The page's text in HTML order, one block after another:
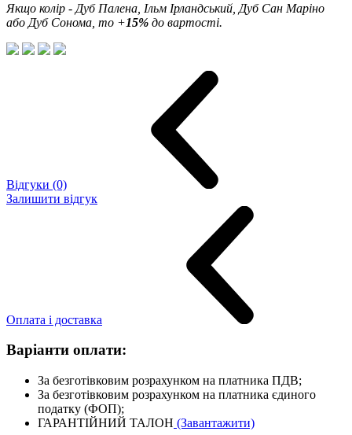
Якщо колір - Дуб Палена, Ільм Ірландський, Дуб Сан Маріно
або Дуб Сонома то +15% до вартості.
Відгуки (0)
Залишити відгук
Оплата і доставка
Варіанти оплати:
За безготівковим розрахунком на платника ПДВ;
За безготівковим розрахунком на платника єдиного
податку (ФОП);
ГАРАНТІЙНИЙ ТАЛОН (Завантажити)